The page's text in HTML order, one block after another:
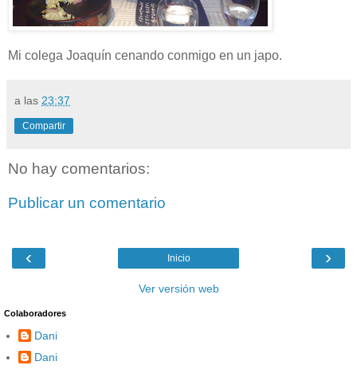
Mi colega Joaquín cenando conmigo en un japo.
a las 23:37
Compartir
No hay comentarios:
Publicar un comentario
‹ ›
Inicio
Ver versión web
Colaboradores
Dani
Dani